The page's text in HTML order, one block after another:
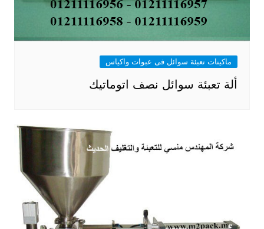
ماكينات تعبئة سوائل فى عبوات واكياس
ألة تعبئة سوائل نصف اتوماتيك